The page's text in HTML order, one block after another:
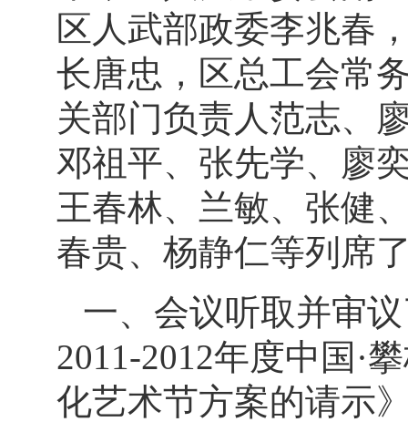
区人武部政委李兆春
长唐忠，区总工会常
关部门负责人范志、
邓祖平、张先学、廖
王春林、兰敏、张健
春贵、杨静仁等列席
一、会议听取并审
2011-2012年度中国·
化艺术节方案的请示